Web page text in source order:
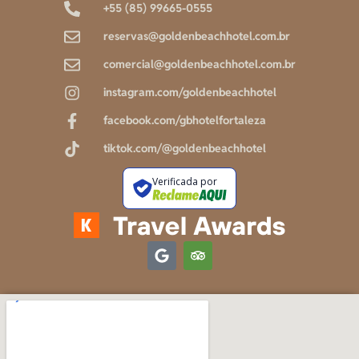
+55 (85) 99665-0555
reservas@goldenbeachhotel.com.br
comercial@goldenbeachhotel.com.br
instagram.com/goldenbeachhotel
facebook.com/gbhotelfortaleza
tiktok.com/@goldenbeachhotel
Verificada por
G
o
o
g
l
T
r
i
p
a